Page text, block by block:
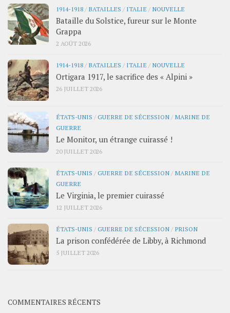
1914-1918 / BATAILLES / ITALIE / NOUVELLE
Bataille du Solstice, fureur sur le Monte
Grappa
2 AOÛT 2026
1914-1918 / BATAILLES / ITALIE / NOUVELLE
Ortigara 1917, le sacrifice des « Alpini »
26 JUILLET 2026
ÉTATS-UNIS /GUERRE DE SÉCESSION / MARINE DE
GUERRE
Le Monitor, un étrange cuirassé !
20 JUILLET 2026
ÉTATS-UNIS /GUERRE DE SÉCESSION / MARINE DE
GUERRE
Le Virginia, le premier cuirassé
12 JUILLET 2026
ÉTATS-UNIS /GUERRE DE SÉCESSION / PRISON
La prison confédérée de Libby, à Richmond
5 JUILLET 2026
COMMENTAIRES RÉCENTS